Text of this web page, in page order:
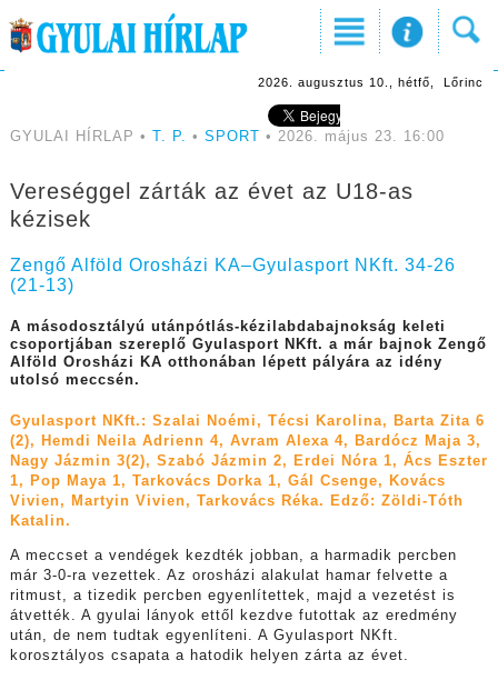
2026. augusztus 10., hétfő, Lőrinc
GYULAI HÍRLAP • T. P. • SPORT • 2026. május 23. 16:00
Vereséggel zárták az évet az U18-as
kézisek
Zengő Alföld Orosházi KA–Gyulasport NKft. 34-26
(21-13)
A másodosztályú utánpótlás-kézilabdabajnokság keleti
csoportjában szereplő Gyulasport NKft. a már bajnok Zengő
Alföld Orosházi KA otthonában lépett pályára az idény
utolsó meccsén.
Gyulasport NKft.: Szalai Noémi, Técsi Karolina, Barta Zita 6
(2), Hemdi Neila Adrienn 4, Avram Alexa 4, Bardócz Maja 3,
Nagy Jázmin 3(2), Szabó Jázmin 2, Erdei Nóra 1, Ács Eszter
1, Pop Maya 1, Tarkovács Dorka 1, Gál Csenge, Kovács
Vivien, Martyin Vivien, Tarkovács Réka. Edző: Zöldi-Tóth
Katalin.
A meccset a vendégek kezdték jobban, a harmadik percben
már 3-0-ra vezettek. Az orosházi alakulat hamar felvette a
ritmust, a tizedik percben egyenlítettek, majd a vezetést is
átvették. A gyulai lányok ettől kezdve futottak az eredmény
után, de nem tudtak egyenlíteni. A Gyulasport NKft.
korosztályos csapata a hatodik helyen zárta az évet.